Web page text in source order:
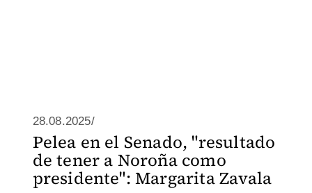
28.08.2025/
Pelea en el Senado, "resultado
de tener a Noroña como
presidente": Margarita Zavala